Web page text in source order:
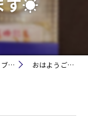
ブログ おはようございます☀